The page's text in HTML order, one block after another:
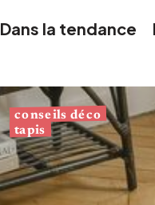
Dans la tendance
conseils déco
tapis